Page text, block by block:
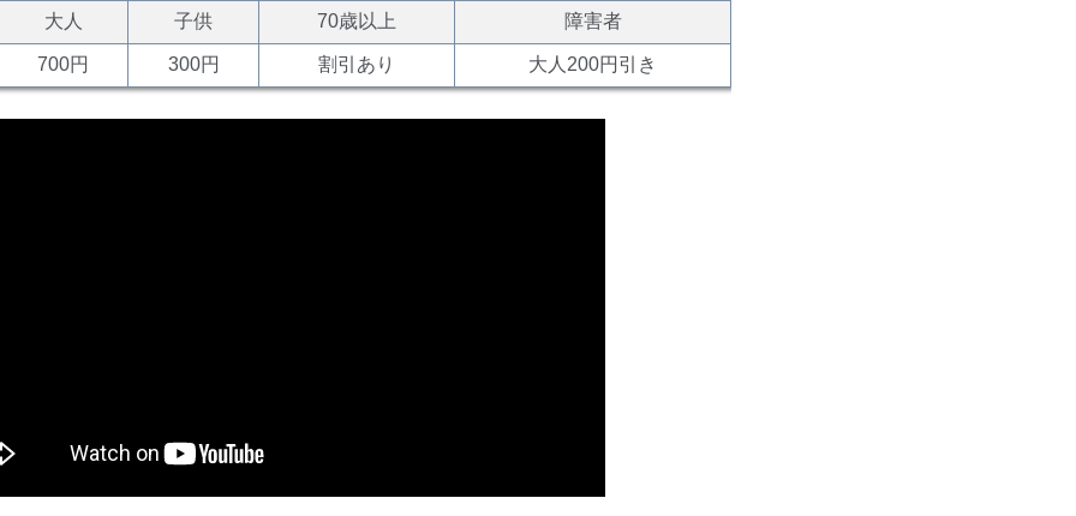
大人 子供 70歳以上 障害者
700円 300円 割引あり 大人200円引き